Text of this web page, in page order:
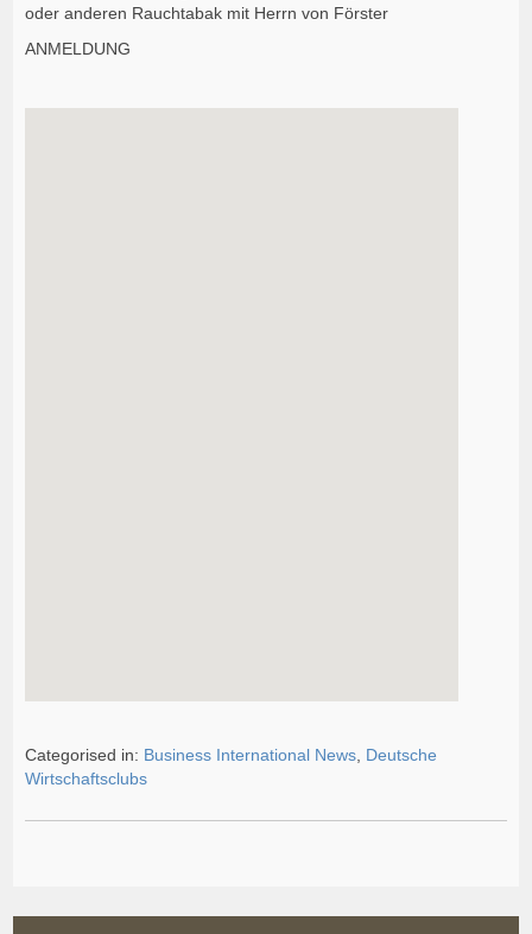
oder anderen Rauchtabak mit Herrn von Förster
ANMELDUNG
Categorised in: Business International News Deutsche
Wirtschaftsclubs